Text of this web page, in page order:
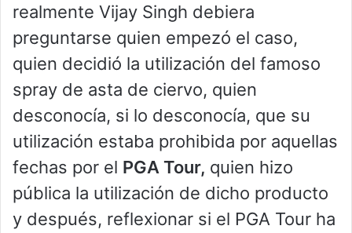
realmente Vijay Singh debiera
preguntarse quien empezó el caso,
quien decidió la utilización del famoso
spray de asta de ciervo, quien
desconocía, si lo desconocía, que su
utilización estaba prohibida por aquellas
fechas por el PGA Tour, quien hizo
pública la utilización de dicho producto
y después, reflexionar si el PGA Tour ha